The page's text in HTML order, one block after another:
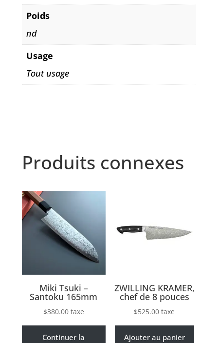
Poids
nd
Usage
Tout usage
Produits connexes
Miki Tsuki –
Santoku 165mm
$380.00 taxe
Continuer la
ZWILLING KRAMER,
chef de 8 pouces
$525.00 taxe
Ajouter au panier